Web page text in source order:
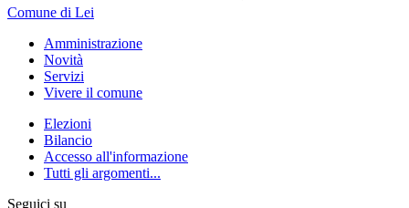
Comune di Lei
Amministrazione
Novità
Servizi
Vivere il comune
Elezioni
Bilancio
Accesso all'informazione
Tutti gli argomenti...
Seguici su